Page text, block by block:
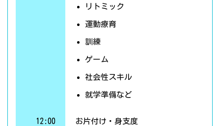
リトミック
運動療育
訓練
ゲーム
社会性スキル
就学準備など
12:00 お片付け・身支度